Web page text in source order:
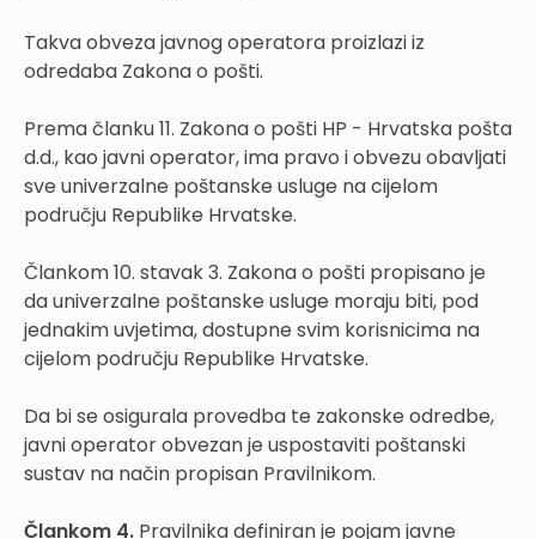
Takva obveza javnog operatora proizlazi iz
odredaba Zakona o pošti.
Prema članku 11. Zakona o pošti HP - Hrvatska pošta
d.d., kao javni operator, ima pravo i obvezu obavljati
sve univerzalne poštanske usluge na cijelom
području Republike Hrvatske.
Člankom 10. stavak 3. Zakona o pošti propisano je
da univerzalne poštanske usluge moraju biti, pod
jednakim uvjetima, dostupne svim korisnicima na
cijelom području Republike Hrvatske.
Da bi se osigurala provedba te zakonske odredbe,
javni operator obvezan je uspostaviti poštanski
sustav na način propisan Pravilnikom.
Člankom 4. Pravilnika definiran je pojam javne